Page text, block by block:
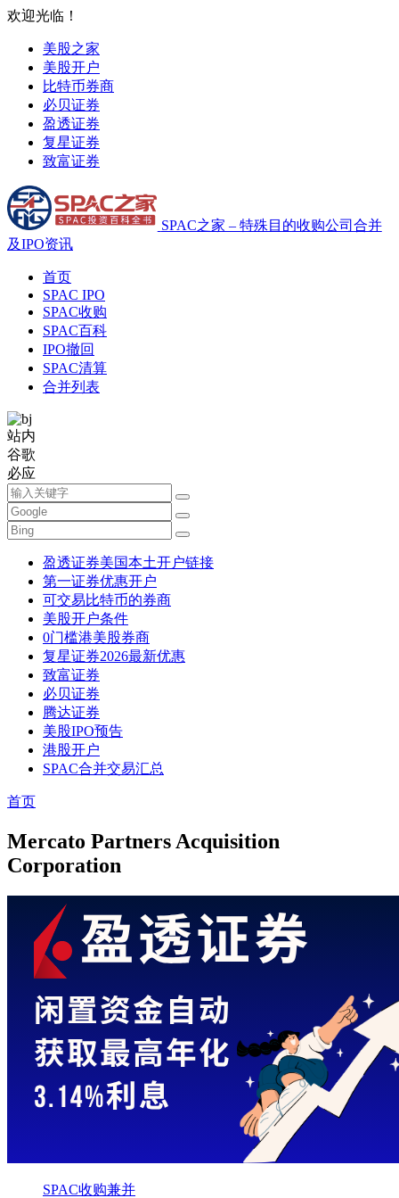
欢迎光临！
美股之家
美股开户
比特币券商
必贝证券
盈透证券
复星证券
致富证券
SPAC之家 – 特殊目的收购公司合并
及IPO资讯
首页
SPAC IPO
SPAC收购
SPAC百科
IPO撤回
SPAC清算
合并列表
站内
谷歌
必应
盈透证券美国本土开户链接
第一证券优惠开户
可交易比特币的券商
美股开户条件
0门槛港美股券商
复星证券2026最新优惠
致富证券
必贝证券
腾达证券
美股IPO预告
港股开户
SPAC合并交易汇总
首页
Mercato Partners Acquisition
Corporation
SPAC收购兼并